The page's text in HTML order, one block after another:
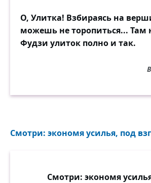
О, Улитка! Взбираясь на
можешь не торопиться... Там
Фудзи улиток полно и так.
Смотри: экономя усилья, под
Смотри: экономя